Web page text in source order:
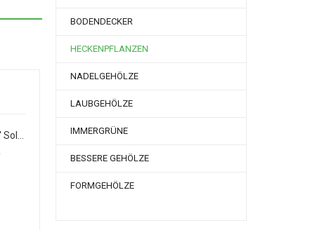
BODENDECKER
HECKENPFLANZEN
NADELGEHÖLZE
LAUBGEHÖLZE
IMMERGRÜNE
BESSERE GEHÖLZE
FORMGEHÖLZE